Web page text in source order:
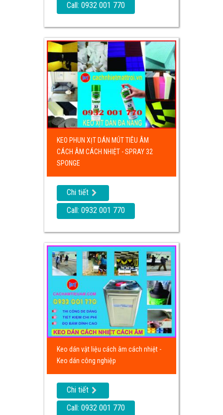
Call: 0932 001 770
KEO PHUN XỊT DÁN MÚT TIÊU ÂM
CÁCH ÂM CÁCH NHIỆT - SPRAY 32
SPONGE
Chi tiết
Call: 0932 001 770
Keo dán vật liệu cách âm cách nhiệt -
Keo dán công nghiệp
Chi tiết
Call: 0932 001 770